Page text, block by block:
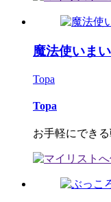
魔法使いま
Topa
Topa
お手軽にでき